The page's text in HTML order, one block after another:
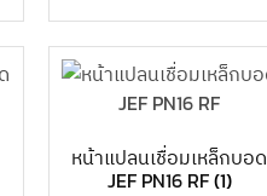
หน้าแปลนเชื่อมเหล็กบอด
JEF PN16 RF(1)